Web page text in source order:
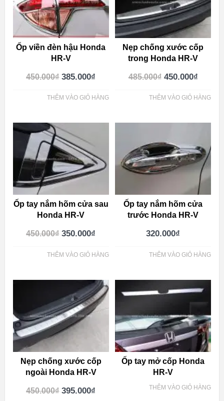
Ốp viền đèn hậu Honda
HR-V
450.000₫ 385.000₫
THÊM VÀO GIỎ HÀNG
Nẹp chống xước cốp
trong Honda HR-V
485.000₫ 450.000₫
THÊM VÀO GIỎ HÀNG
Ốp tay nắm hõm cửa sau
Honda HR-V
450.000₫ 350.000₫
THÊM VÀO GIỎ HÀNG
Ốp tay nắm hõm cửa
trước Honda HR-V
320.000₫
THÊM VÀO GIỎ HÀNG
Nẹp chống xước cốp
ngoài Honda HR-V
450.000₫ 395.000₫
Ốp tay mở cốp Honda
HR-V
THÊM VÀO GIỎ HÀNG